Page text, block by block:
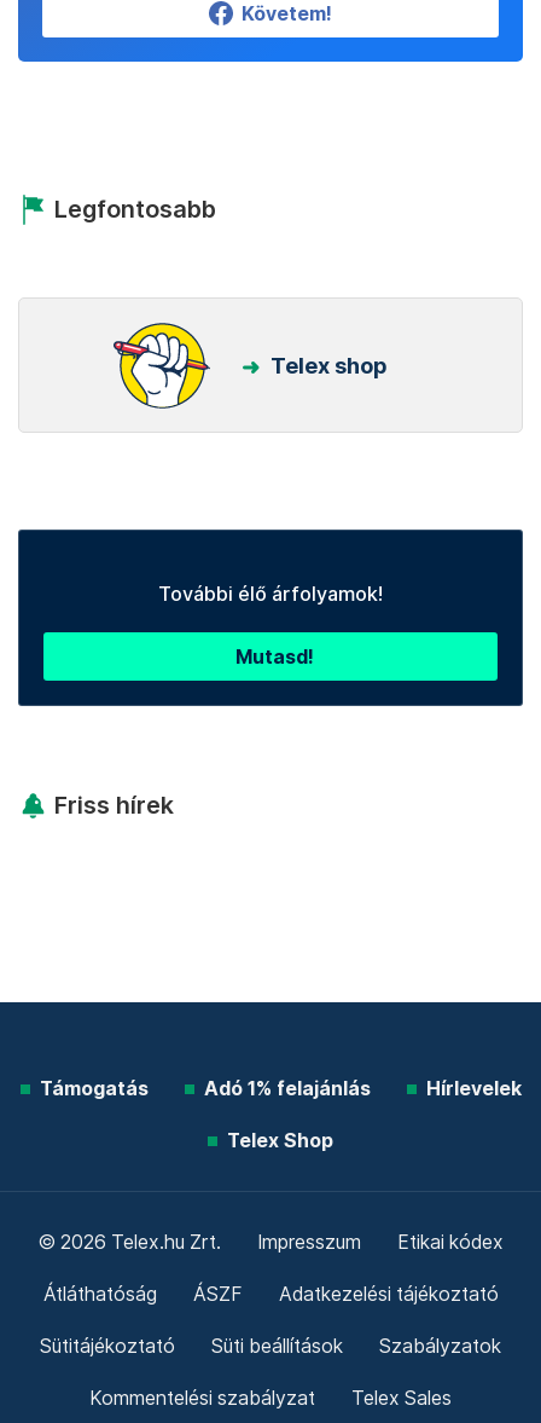
Követem!
Legfontosabb
Telex shop
További élő árfolyamok!
Mutasd!
Friss hírek
Támogatás Adó 1% felajánlás Hírlevelek
Telex Shop
© 2026 Telex.hu Zrt. Impresszum Etikai kódex
Átláthatóság ÁSZF Adatkezelési tájékoztató
Sütitájékoztató Süti beállítások Szabályzatok
Kommentelési szabályzat Telex Sales